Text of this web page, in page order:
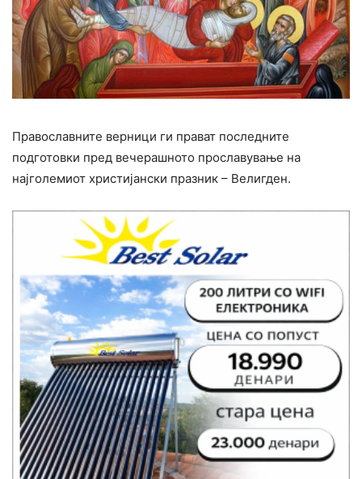
Православните верници ги прават последните
подготовки пред вечерашното прославување на
најголемиот христијански празник – Велигден.